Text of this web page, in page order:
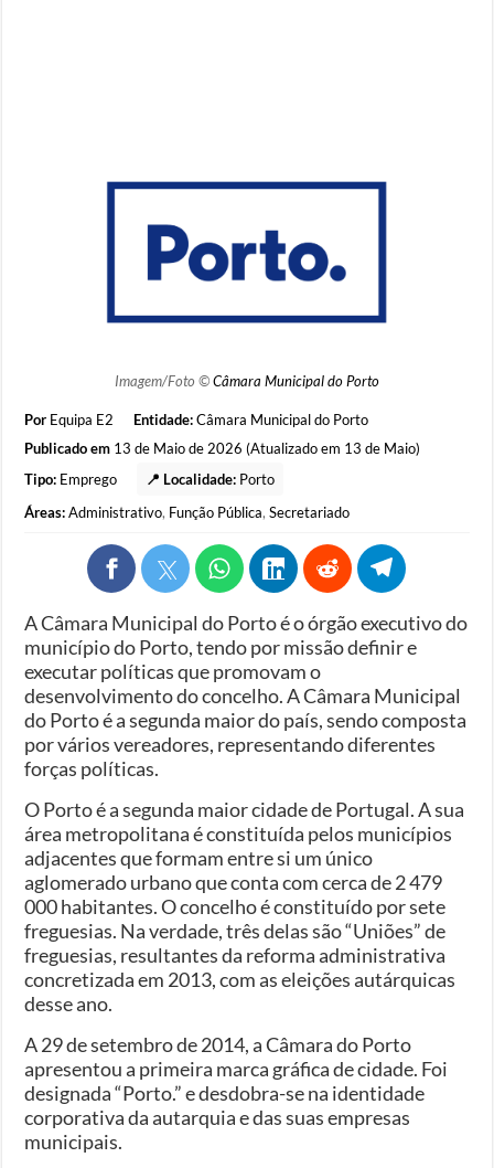
Imagem/Foto ©Câmara Municipal do Porto
Por Equipa E2 Entidade:Câmara Municipal do Porto
Publicado em 13 de Maio de 2026 (Atualizado em 13 de Maio)
Tipo: Emprego 📍 Localidade: Porto
Áreas: Administrativo, Função Pública,Secretariado
A Câmara Municipal do Porto é o órgão executivo do
município do Porto, tendo por missão definir e
executar políticas que promovam o
desenvolvimento do concelho. A Câmara Municipal
do Porto é a segunda maior do país, sendo composta
por vários vereadores, representando diferentes
forças políticas.
O Porto é a segunda maior cidade de Portugal. A sua
área metropolitana é constituída pelos municípios
adjacentes que formam entre si um único
aglomerado urbano que conta com cerca de 2 479
000 habitantes. O concelho é constituído por sete
freguesias. Na verdade, três delas são “Uniões” de
freguesias, resultantes da reforma administrativa
concretizada em 2013, com as eleições autárquicas
desse ano.
A 29 de setembro de 2014, a Câmara do Porto
apresentou a primeira marca gráfica de cidade. Foi
designada “Porto.” e desdobra-se na identidade
corporativa da autarquia e das suas empresas
municipais.